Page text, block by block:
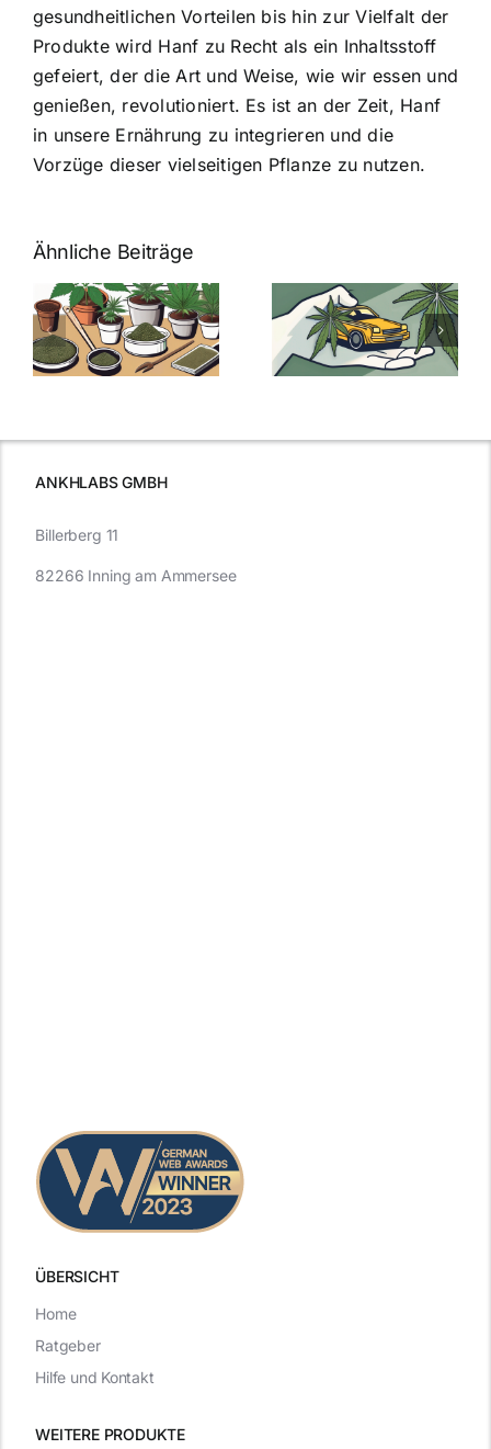
gesundheitlichen Vorteilen bis hin zur Vielfalt der
Produkte wird Hanf zu Recht als ein Inhaltsstoff
gefeiert, der die Art und Weise, wie wir essen und
genießen, revolutioniert. Es ist an der Zeit, Hanf
in unsere Ernährung zu integrieren und die
Vorzüge dieser vielseitigen Pflanze zu nutzen.
Ähnliche Beiträge
Neue THC-
Grenzwert-
Regelung:
Was Sie über
Cannabis und
müssen
Cannabis
Samen
kaufen: Alles
was Sie
ANKHLABS GMBH
ÜBERSICHT
WEITERE PRODUKTE
Billerberg 11
82266 Inning am Ammersee
Home
Ratgeber
Hilfe und Kontakt